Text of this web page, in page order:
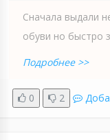
Сначала выдали
обуви но быстро
Подробнее >>
0 2